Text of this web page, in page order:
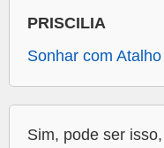
PRISCILIA
Sonhar com Atalho
Sim, pode ser